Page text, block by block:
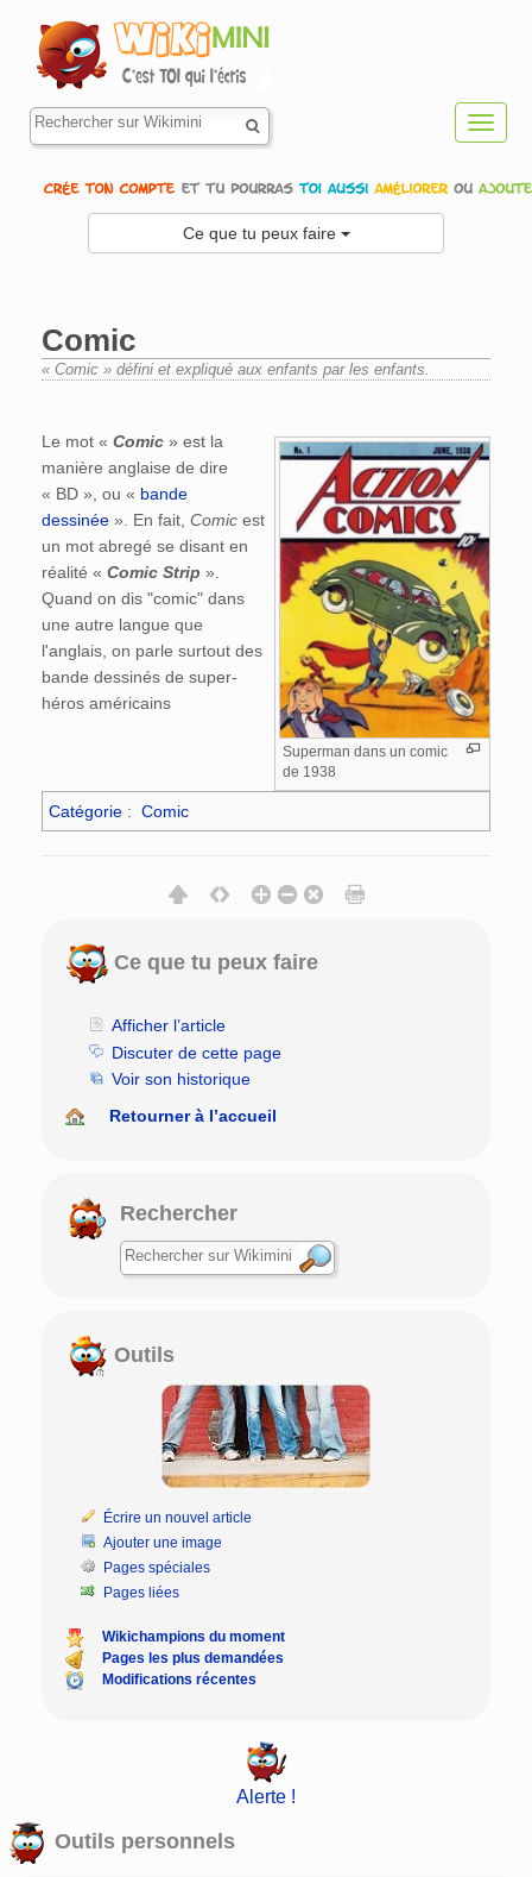
Ce que tu peux faire
Comic
« Comic » défini et expliqué aux enfants par les enfants.
Superman dans un comic
de 1938
Le mot « Comic » est la
manière anglaise de dire
« BD », ou « bande
dessinée ». En fait, Comic est
un mot abregé se disant en
réalité « Comic Strip ».
Quand on dis "comic" dans
une autre langue que
l'anglais, on parle surtout des
bande dessinés de super-
héros américains
Catégorie : Comic
Ce que tu peux faire
Afficher l’article
Discuter de cette page
Voir son historique
Retourner à l’accueil
Rechercher
Outils
Écrire un nouvel article
Ajouter une image
Pages spéciales
Pages liées
Wikichampions du moment
Pages les plus demandées
Modifications récentes
Alerte !
Outils personnels